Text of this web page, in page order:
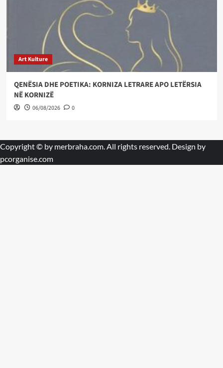
Art Kulture
QENËSIA DHE POETIKA: KORNIZA LETRARE APO LETËRSIA
NË KORNIZË
06/08/2026 0
Copyright © by merbraha.com. All rights reserved. Design by
pcorganise.com